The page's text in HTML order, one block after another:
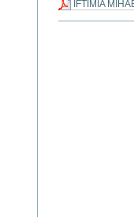
IFTIMIA